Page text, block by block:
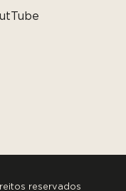
reservados